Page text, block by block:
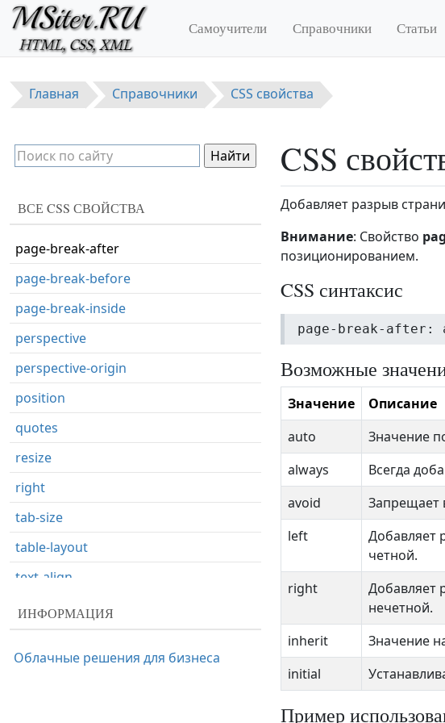
Перейти к основному содержанию
Самоучители Справочники Статьи
Главная Справочники CSS свойства
CSS
Добавляет разрыв
Внимание: Свойство
позиционированием.
CSS синтаксис
page-break-
Возможные
Значение
Описание
auto
Значение
always
Всегда
avoid
Запрещает
left
Добавляет
четной.
right
Добавляет
нечетной.
inherit
Значение
initial
Пример
ВСЕ CSS СВОЙСТВА
overflow-wrap
overflow-x
padding
padding-left
padding-top
page-break-after
page-break-before
page-break-inside
perspective
perspective-origin
position
quotes
resize
right
tab-size
table-layout
text-align
text-align-last
text-decoration-color
ИНФОРМАЦИЯ
Облачные решения для бизнеса